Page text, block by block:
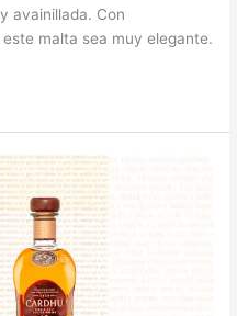
avainillada. Con
malta sea muy elegante.